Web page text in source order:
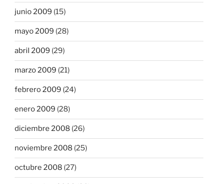
junio 2009 (15)
mayo 2009 (28)
abril 2009 (29)
marzo 2009 (21)
febrero 2009 (24)
enero 2009 (28)
diciembre 2008 (26)
noviembre 2008 (25)
octubre 2008 (27)